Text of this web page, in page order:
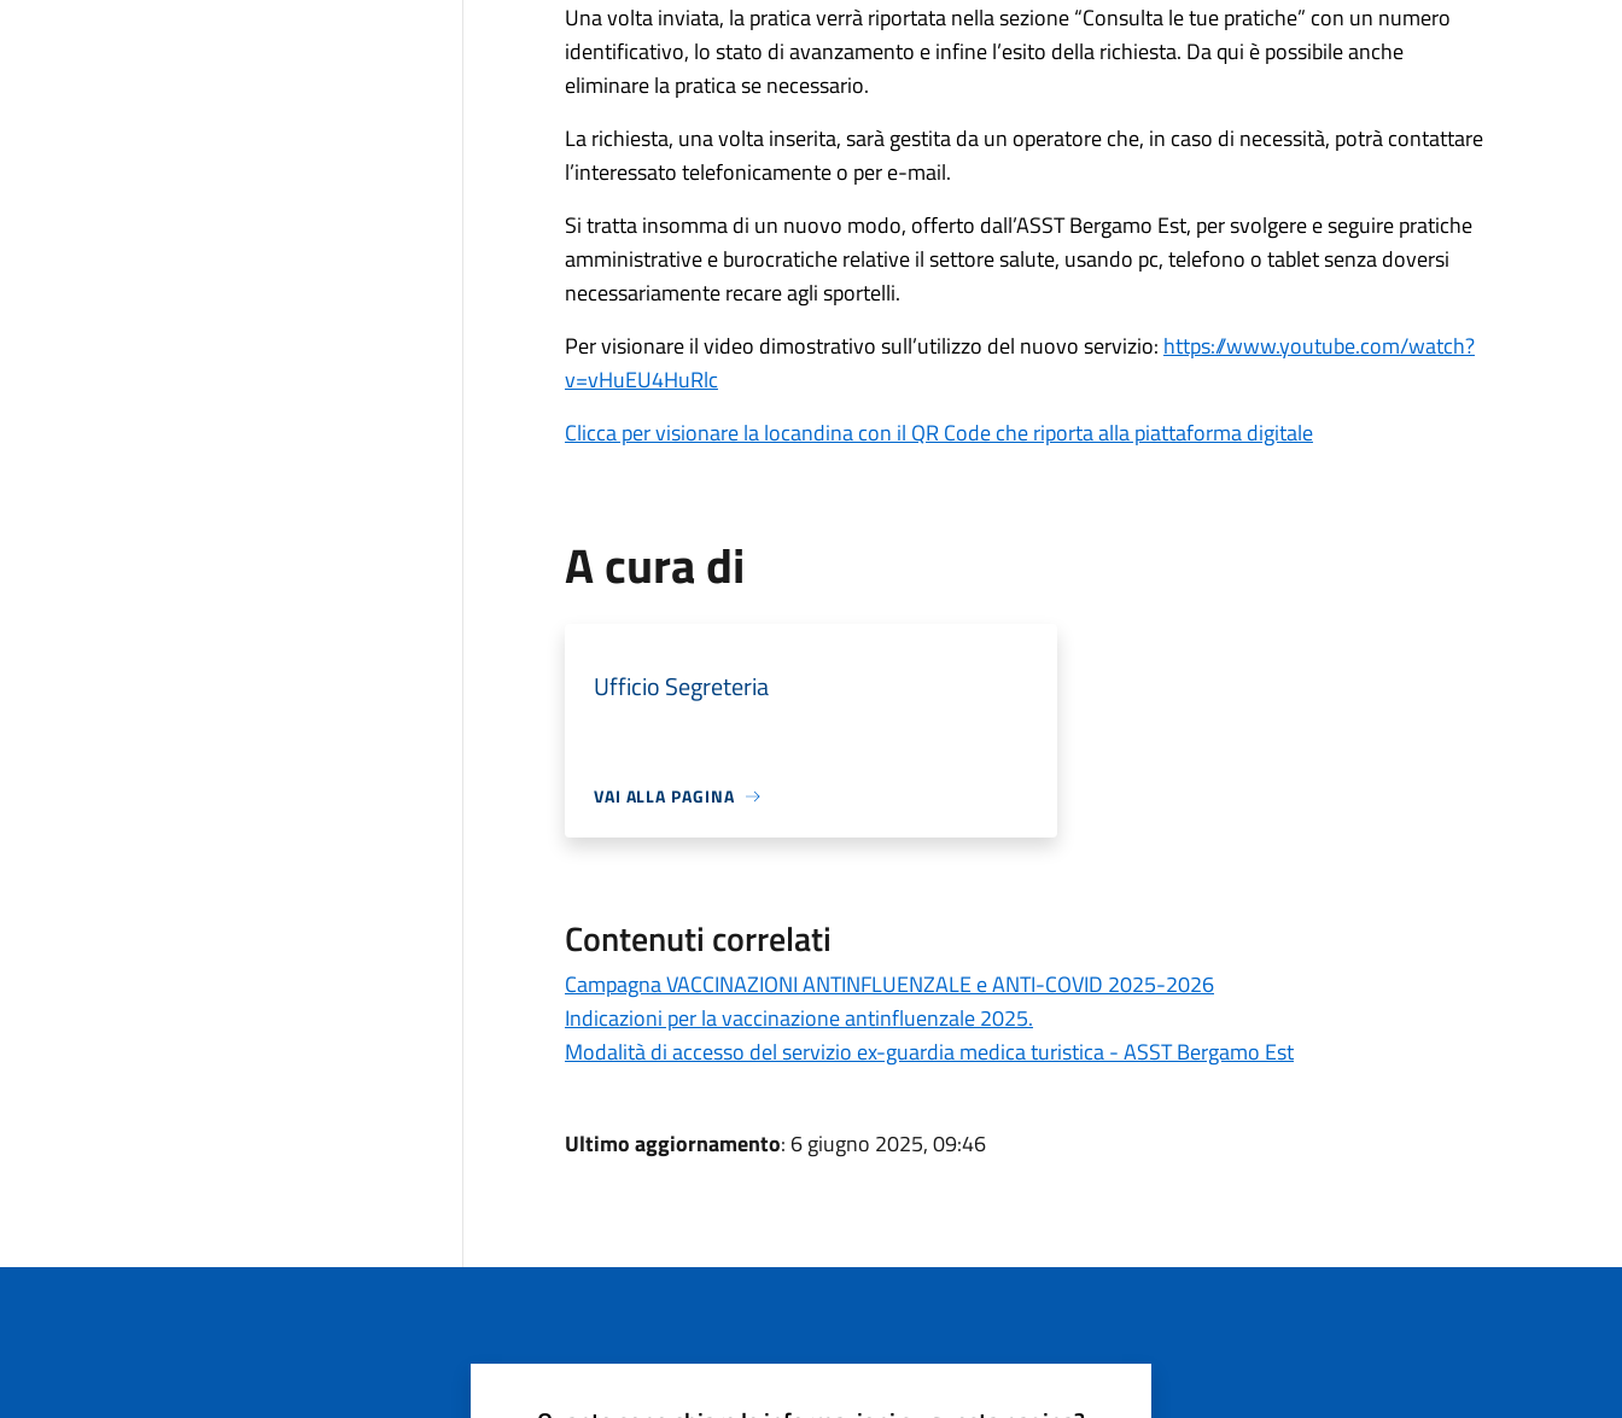
Una volta inviata, la pratica verrà riportata nella sezione “Consulta le tue pratiche” con un numero
identificativo, lo stato di avanzamento e infine l’esito della richiesta. Da qui è possibile anche
eliminare la pratica se necessario.
La richiesta, una volta inserita, sarà gestita da un operatore che, in caso di necessità, potrà contattare
l’interessato telefonicamente o per e-mail.
Si tratta insomma di un nuovo modo, offerto dall’ASST Bergamo Est, per svolgere e seguire pratiche
amministrative e burocratiche relative il settore salute, usando pc, telefono o tablet senza doversi
necessariamente recare agli sportelli.
Per visionare il video dimostrativo sull’utilizzo del nuovo servizio: https://www.youtube.com/watch?
v=vHuEU4HuRlc
Clicca per visionare la locandina con il QR Code che riporta alla piattaforma digitale
A cura di
Ufficio Segreteria
VAI ALLA PAGINA
Contenuti correlati
Campagna VACCINAZIONI ANTINFLUENZALE e ANTI-COVID 2025-2026
Indicazioni per la vaccinazione antinfluenzale 2025.
Modalità di accesso del servizio ex-guardia medica turistica - ASST Bergamo Est
Ultimo aggiornamento: 6 giugno 2025, 09:46